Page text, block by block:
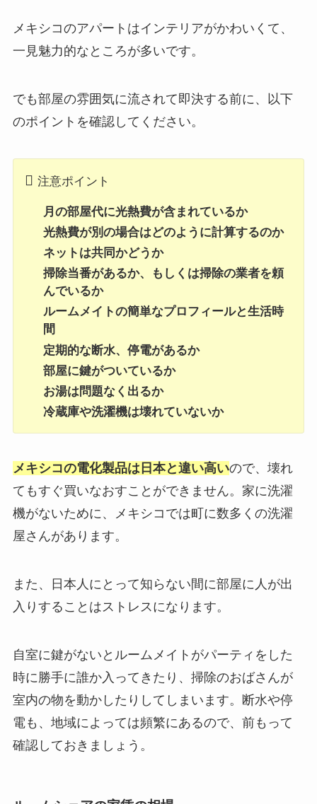
メキシコのアパートはインテリアがかわいくて、
一見魅力的なところが多いです。
でも部屋の雰囲気に流されて即決する前に、以下
のポイントを確認してください。
注意ポイント
月の部屋代に光熱費が含まれているか
光熱費が別の場合はどのように計算するのか
ネットは共同かどうか
掃除当番があるか、もしくは掃除の業者を頼
んでいるか
ルームメイトの簡単なプロフィールと生活時
間
定期的な断水、停電があるか
部屋に鍵がついているか
お湯は問題なく出るか
冷蔵庫や洗濯機は壊れていないか
メキシコの電化製品は日本と違い高いので、壊れ
てもすぐ買いなおすことができません。家に洗濯
機がないために、メキシコでは町に数多くの洗濯
屋さんがあります。
また、日本人にとって知らない間に部屋に人が出
入りすることはストレスになります。
自室に鍵がないとルームメイトがパーティをした
時に勝手に誰か入ってきたり、掃除のおばさんが
室内の物を動かしたりしてしまいます。断水や停
電も、地域によっては頻繁にあるので、前もって
確認しておきましょう。